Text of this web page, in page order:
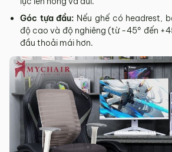
Góc tựa đầu: Nếu ghế có headrest,
độ cao và độ nghiêng (từ -45° đến
đầu thoải mái hơn.